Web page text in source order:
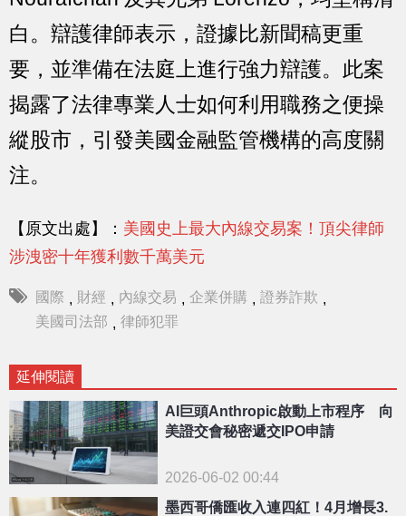
白。辯護律師表示，證據比新聞稿更重
要，並準備在法庭上進行強力辯護。此案
揭露了法律專業人士如何利用職務之便操
縱股市，引發美國金融監管機構的高度關
注。
【原文出處】： 美國史上最大內線交易案！頂尖律師
涉洩密十年獲利數千萬美元
國際 , 財經 , 內線交易 , 企業併購 , 證券詐欺 ,
美國司法部 , 律師犯罪
延伸閱讀
AI巨頭Anthropic啟動上市程序 向
美證交會秘密遞交IPO申請
2026-06-02 00:44
墨西哥僑匯收入連四紅！4月增長3.